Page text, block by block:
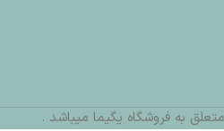
به فروشگاه یگیما میباشد .